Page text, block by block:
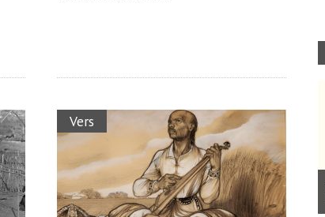
Vers
Parvathy Baul: A NAGY LELKEK DALAI.
Bevezetés a bául ösvénybe (Fordította:
Rideg Zsófia)